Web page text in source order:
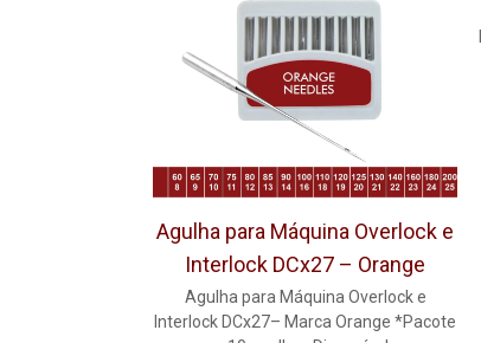
Agulha para Máquina Overlock e
Interlock DCx27 – Orange
Agulha para Máquina Overlock e
Interlock DCx27– Marca Orange *Pacote